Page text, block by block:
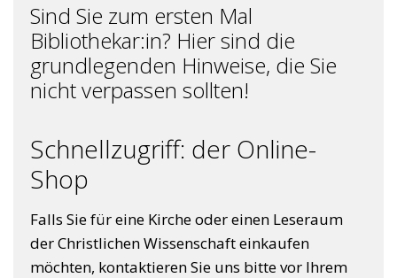
Sind Sie zum ersten Mal
Bibliothekar:in? Hier sind die
grundlegenden Hinweise, die Sie
nicht verpassen sollten!
Schnellzugriff: der Online-
Shop
Falls Sie für eine Kirche oder einen Leseraum
der Christlichen Wissenschaft einkaufen
möchten, kontaktieren Sie uns bitte vor Ihrem